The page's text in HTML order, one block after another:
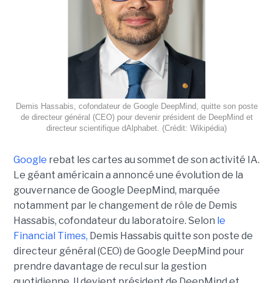
Demis Hassabis, cofondateur de Google DeepMind, quitte son poste
de directeur général (CEO) pour devenir président de DeepMind et
directeur scientifique dAlphabet. (Crédit: Wikipédia)
Google rebat les cartes au sommet de son activité IA.
Le géant américain a annoncé une évolution de la
gouvernance de Google DeepMind, marquée
notamment par le changement de rôle de Demis
Hassabis, cofondateur du laboratoire. Selon le
Financial Times, Demis Hassabis quitte son poste de
directeur général (CEO) de Google DeepMind pour
prendre davantage de recul sur la gestion